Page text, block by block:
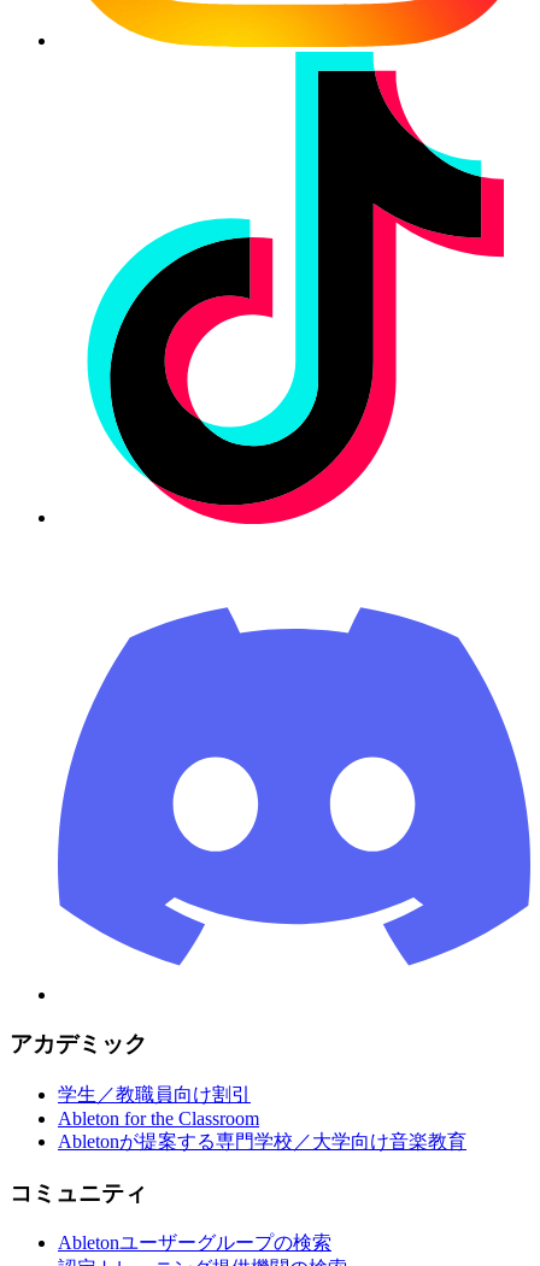
アカデミック
学生／教職員向け割引
Ableton for the Classroom
Abletonが提案する専門学校／大学向け音楽教育
コミュニティ
Abletonユーザーグループの検索